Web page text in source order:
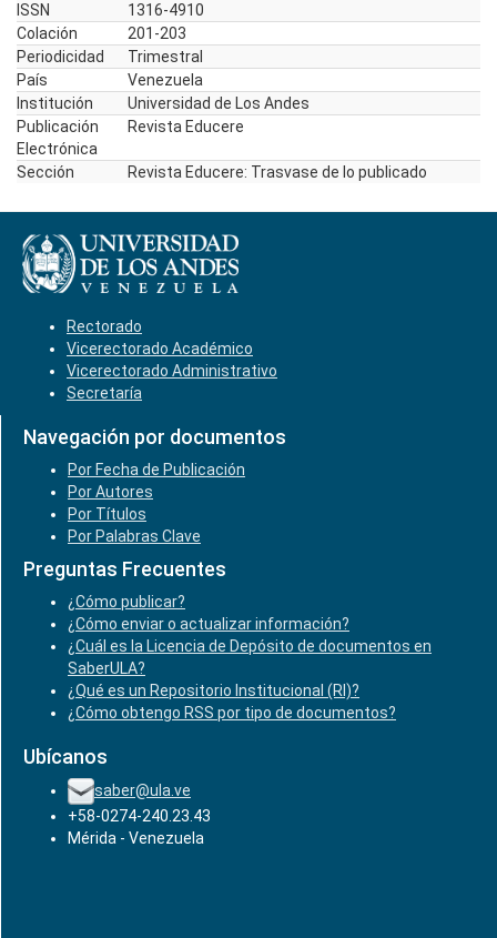
ISSN
1316-4910
Colación
201-203
Periodicidad
Trimestral
País
Venezuela
Institución
Universidad de Los Andes
Publicación
Electrónica
Revista Educere
Sección Revista Educere: Trasvase de lo publicado
Rectorado
Vicerectorado Académico
Vicerectorado Administrativo
Secretaría
Navegación por documentos
Por Fecha de Publicación
Por Autores
Por Títulos
Por Palabras Clave
Preguntas Frecuentes
¿Cómo publicar?
¿Cómo enviar o actualizar información?
¿Cuál es la Licencia de Depósito de documentos en
SaberULA?
¿Qué es un Repositorio Institucional (RI)?
¿Cómo obtengo RSS por tipo de documentos?
Ubícanos
saber@ula.ve
+58-0274-240.23.43
Mérida - Venezuela